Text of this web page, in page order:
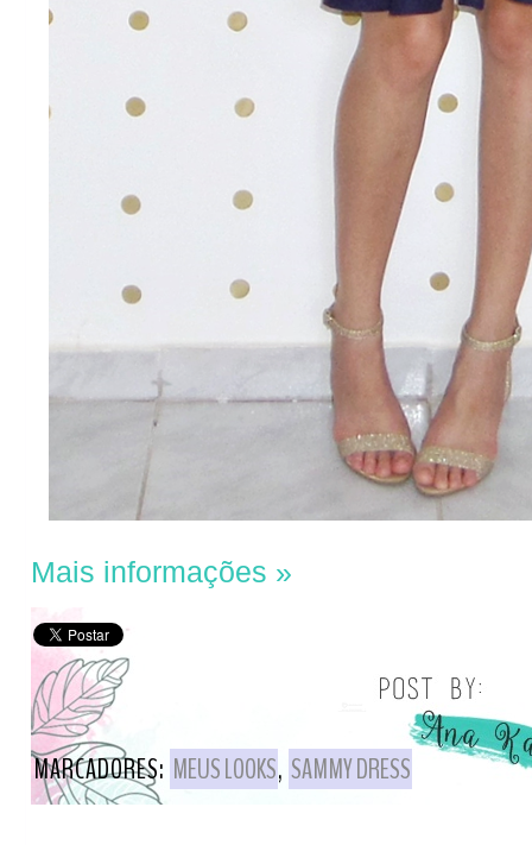
Mais informações »
MARCADORES: MEUS LOOKS, SAMMY DRESS